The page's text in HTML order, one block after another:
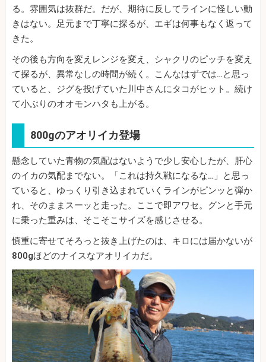
る。雰囲気は抜群だ。だが、期待に反してラインに怪しい動
きはない。足元まで丁寧に探るが、エギは何事もなく返って
きた。
その後も方向を変えレンジを変え、シャクリのピッチを変え
て探るが、異常なしの時間が続く。こんなはずでは…と思っ
ていると、ジグを投げていた川中さんにタコがヒット。続け
て小ぶりのオオモンハタも上がる。
800gのアオリイカ登場
懸念していた青物の気配はないようで少し安心したが、肝心
のイカの気配までない。「これは持久戦になるな…」と思っ
ていると、ゆっくり引き込まれていくラインがピンッと弾か
れ、そのままスーッと走った。ここで即アワセ。グンと手元
に乗った重みは、そこそこサイズを感じさせる。
慎重に寄せてそろっと抜き上げたのは、キロには届かないが
800gほどのナイスなアオリイカだ。